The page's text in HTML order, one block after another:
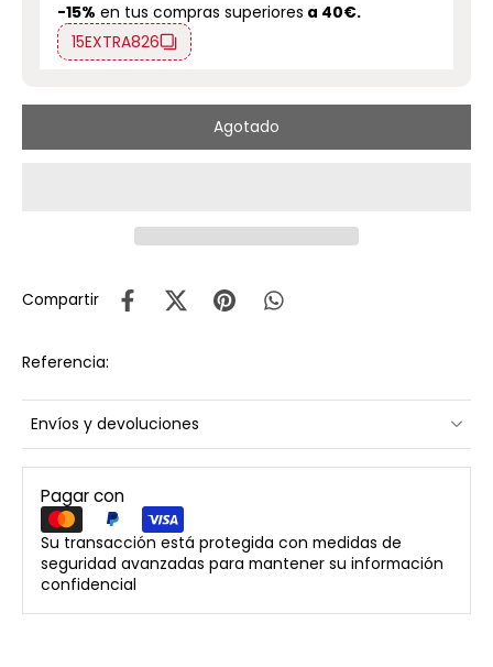
-15% en tus compras superiores a 40€.
15EXTRA826
Agotado
Compartir
Referencia:
Envíos y devoluciones
Pagar con
Su transacción está protegida con medidas de
seguridad avanzadas para mantener su información
confidencial